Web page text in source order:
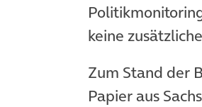
keine
Zum Stand der
Papier aus